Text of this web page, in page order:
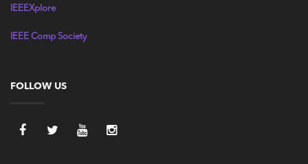
IEEEXplore
IEEE Comp Society
FOLLOW US